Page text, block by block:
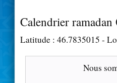
Calendrier
Latitude : 46.7835015 -
Nous